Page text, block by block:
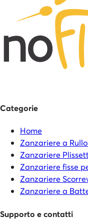
Categorie
Home
Zanzariere a
Zanzariere
Zanzariere fisse
Zanzariere
Zanzariere a
Supporto e contatti